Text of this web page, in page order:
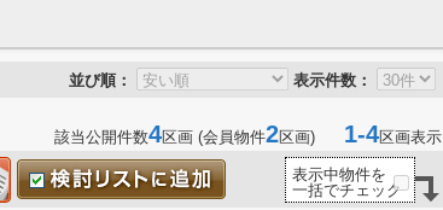
並び順： 表示件数：
該当公開件数4区画 (会員物件2区画) 1-4区画表示
表示中物件を
一括でチェック